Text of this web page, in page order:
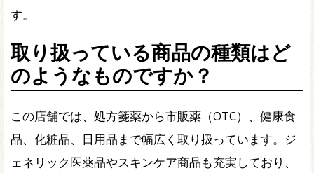
す。
取り扱っている商品の種類はど
のようなものですか？
この店舗では、処方箋薬から市販薬（OTC）、健康食
品、化粧品、日用品まで幅広く取り扱っています。ジ
ェネリック医薬品やスキンケア商品も充実しており、